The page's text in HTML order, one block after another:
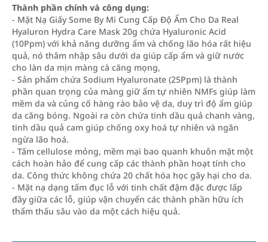
Thành phần chính và công dụng:
- Mặt Nạ Giấy Some By Mi Cung Cấp Độ Ẩm Cho Da Real
Hyaluron Hydra Care Mask 20g chứa Hyaluronic Acid
(10Ppm) với khả năng dưỡng ẩm và chống lão hóa rất hiệu
quả, nó thâm nhập sâu dưới da giúp cấp ẩm và giữ nước
cho làn da mịn màng cà căng mọng,
- Sản phẩm chứa Sodium Hyaluronate (25Ppm) là thành
phần quan trọng của màng giữ ẩm tự nhiên NMFs giúp làm
mềm da và củng cố hàng rào bảo vệ da, duy trì độ ẩm giúp
da căng bóng. Ngoài ra còn chứa tinh dầu quả chanh vàng,
tinh dầu quả cam giúp chống oxy hoá tự nhiên và ngăn
ngừa lão hoá.
- Tấm cellulose mỏng, mềm mại bao quanh khuôn mặt một
cách hoàn hảo để cung cấp các thành phần hoạt tính cho
da. Công thức không chứa 20 chất hóa học gây hại cho da.
- Mặt nạ dạng tấm đục lỗ với tinh chất đậm đặc được lấp
đầy giữa các lỗ, giúp vận chuyển các thành phần hữu ích
thẩm thấu sâu vào da một cách hiệu quả.